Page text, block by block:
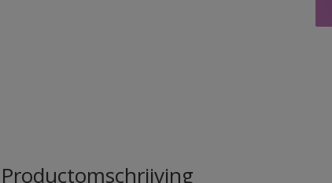
Productomschrijving